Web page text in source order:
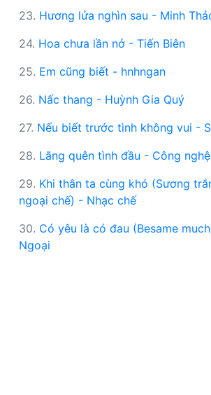
23. Hương lửa nghìn sau - Minh
24. Hoa chưa lần nở - Tiến Biên
25. Em cũng biết - hnhngan
26. Nấc thang - Huỳnh Gia Quý
27. Nếu biết trước tình không vui -
28. Lãng quên tình đầu - Công
29. Khi thân ta cùng khó (Sương
ngoại chế) - Nhạc chế
30. Có yêu là có đau (Besame
Ngoại